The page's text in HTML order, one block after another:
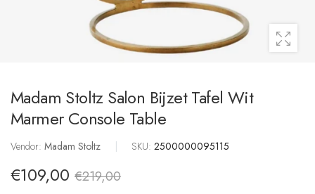
Madam Stoltz Salon Bijzet Tafel Wit
Marmer Console Table
Vendor: Madam Stoltz | SKU: 2500000095115
€109,00 €219,00